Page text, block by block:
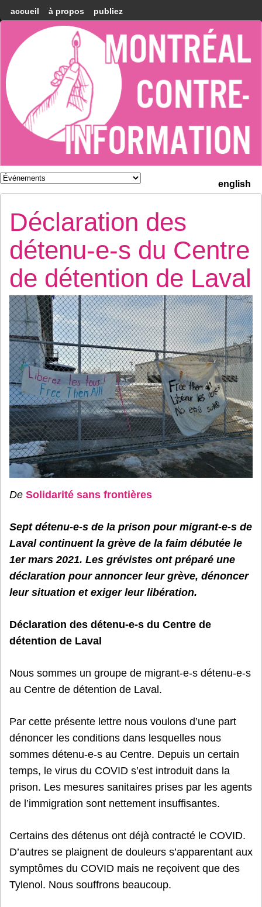
accueil à propos publiez
Montréal
Counter-
information
english
Déclaration des
détenu-e-s du Centre
de détention de Laval
De Solidarité sans frontières
Sept détenu-e-s de la prison pour migrant-e-s de
Laval continuent la grève de la faim débutée le
1er mars 2021. Les grévistes ont préparé une
déclaration pour annoncer leur grève, dénoncer
leur situation et exiger leur libération.
Déclaration des détenu-e-s du Centre de
détention de Laval
Nous sommes un groupe de migrant-e-s détenu-e-s
au Centre de détention de Laval.
Par cette présente lettre nous voulons d’une part
dénoncer les conditions dans lesquelles nous
sommes détenu-e-s au Centre. Depuis un certain
temps, le virus du COVID s’est introduit dans la
prison. Les mesures sanitaires prises par les agents
de l’immigration sont nettement insuffisantes.
Certains des détenus ont déjà contracté le COVID.
D’autres se plaignent de douleurs s’apparentant aux
symptômes du COVID mais ne reçoivent que des
Tylenol. Nous souffrons beaucoup.